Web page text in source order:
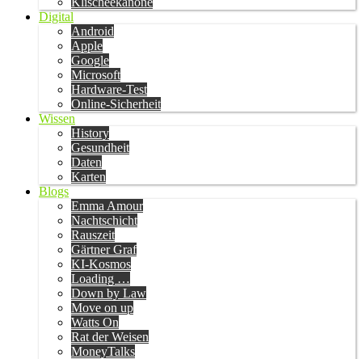
Digital
Android
Apple
Google
Microsoft
Hardware-Test
Online-Sicherheit
Wissen
History
Gesundheit
Daten
Karten
Blogs
Emma Amour
Nachtschicht
Rauszeit
Gärtner Graf
KI-Kosmos
Loading …
Down by Law
Move on up
Watts On
Rat der Weisen
MoneyTalks